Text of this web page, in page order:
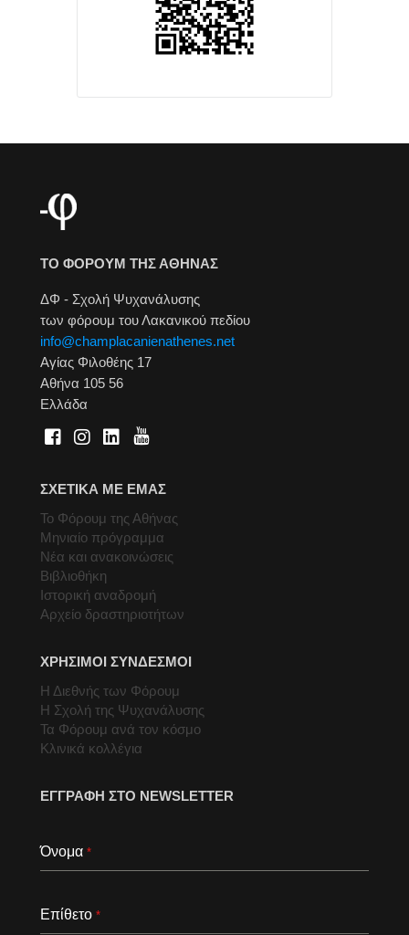
ΤΟ ΦΟΡΟΥΜ ΤΗΣ ΑΘΗΝΑΣ
ΔΦ - Σχολή Ψυχανάλυσης
των φόρουμ του Λακανικού πεδίου
info@champlacanienathenes.net
Αγίας Φιλοθέης 17
Αθήνα 105 56
Ελλάδα
ΣΧΕΤΙΚΑ ΜΕ ΕΜΑΣ
Το Φόρουμ της Αθήνας
Μηνιαίο πρόγραμμα
Νέα και ανακοινώσεις
Βιβλιοθήκη
Ιστορική αναδρομή
Αρχείο δραστηριοτήτων
ΧΡΗΣΙΜΟΙ ΣΥΝΔΕΣΜΟΙ
Η Διεθνής των Φόρουμ
Η Σχολή της Ψυχανάλυσης
Τα Φόρουμ ανά τον κόσμο
Κλινικά κολλέγια
ΕΓΓΡΑΦΗ ΣΤΟ NEWSLETTER
Όνομα *
Επίθετο *